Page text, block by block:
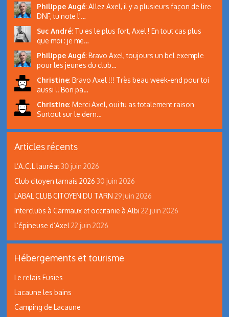
Philippe Augé: Allez Axel, il y a plusieurs façon de lire
DNF, tu note l'…
Suc André: Tu es le plus fort, Axel ! En tout cas plus
que moi : je me…
Philippe Augé: Bravo Axel, toujours un bel exemple
pour les jeunes du club…
Christine: Bravo Axel !!! Très beau week-end pour toi
aussi !! Bon pa…
Christine: Merci Axel, oui tu as totalement raison
Surtout sur le dern…
Articles récents
L’A.C.L lauréat 30 juin 2026
Club citoyen tarnais 2026 30 juin 2026
LABAL CLUB CITOYEN DU TARN 29 juin 2026
Interclubs à Carmaux et occitanie à Albi 22 juin 2026
L’épineuse d’Axel 22 juin 2026
Hébergements et tourisme
Le relais Fusies
Lacaune les bains
Camping de Lacaune